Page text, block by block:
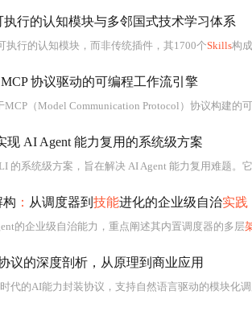
执行的认知模块与多邻国式技术学习体系
执行的认知模块，而非传统插件，其1700个Skills构
MCP 协议驱动的可编程工作流引擎
Protocol）协议构建的可编程工作流引擎，而非传统插件。MCP通过结构化上下文传递、原子化动作定义和状态
现 AI Agent 能力复用的系统级方案
能力复用难题。它将通用能力抽象为可安装、可版本化的 Skill，通过最小可靠接口（CLI）实现跨框架、跨环境的无缝集成。核心机制包括 Skill 元数据契约（skill.yaml）、基于
构 ： 从调度器到 技能进化的企业级自治实践
的企业级自治能力，重点阐述其内置调度器的多层
议的深度剖析，从原理到商业应用
的模块化调用与沙箱安全执行。其核心创新在于结合渐进式披露机制缓解Context爆炸，并依托元数据懒加载优化token消耗。文章深入剖析其工程本质、与MCP等协议差